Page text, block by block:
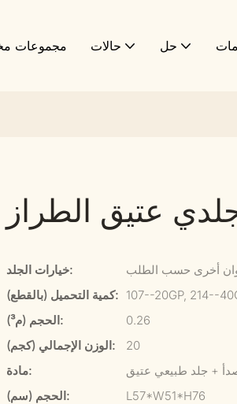
مجموعات حالات حل
عتيق الطراز
خيارات الجلد:
أخرى حسب الطلب
كمية التحميل (بالقطع): 107--20GP, 214--
الحجم (م³):
0.26
الوزن الإجمالي (كجم):
20
مادة:
+ جلد طبيعي عتيق
الحجم (سم):
L57*W51*H76